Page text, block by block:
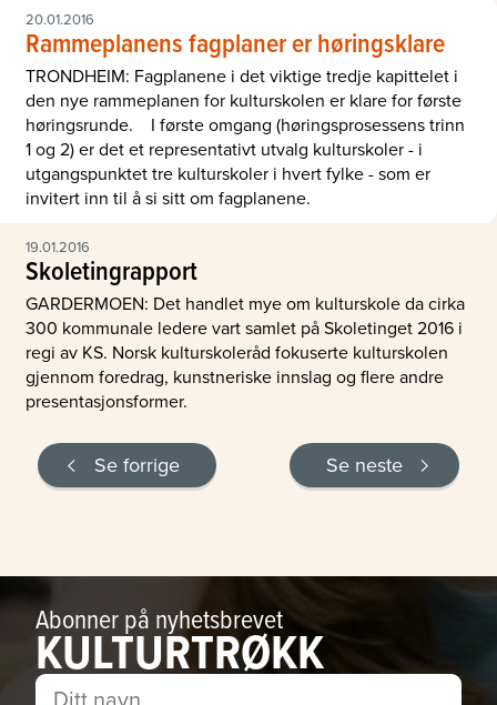
20.01.2016
Rammeplanens fagplaner er høringsklare
TRONDHEIM: Fagplanene i det viktige tredje kapittelet i
den nye rammeplanen for kulturskolen er klare for første
høringsrunde. I første omgang (høringsprosessens trinn
1 og 2) er det et representativt utvalg kulturskoler - i
utgangspunktet tre kulturskoler i hvert fylke - som er
invitert inn til å si sitt om fagplanene.
19.01.2016
Skoletingrapport
GARDERMOEN: Det handlet mye om kulturskole da cirka
300 kommunale ledere vart samlet på Skoletinget 2016 i
regi av KS. Norsk kulturskoleråd fokuserte kulturskolen
gjennom foredrag, kunstneriske innslag og flere andre
presentasjonsformer.
Se forrige Se neste
Abonner på nyhetsbrevet
KULTURTRØKK